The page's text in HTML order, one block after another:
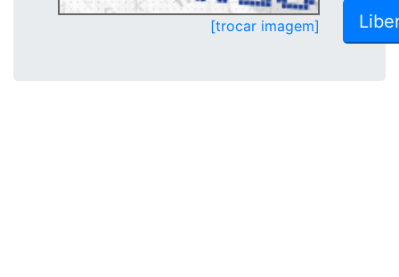
[trocar imagem]